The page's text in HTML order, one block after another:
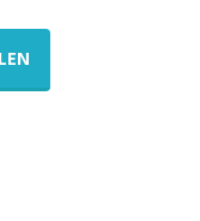
Dieses